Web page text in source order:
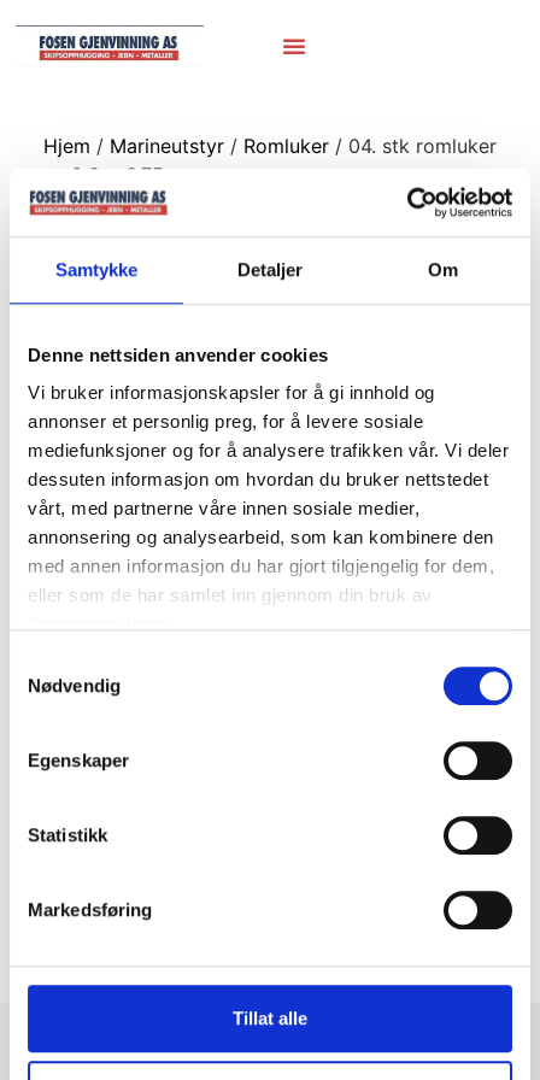
Samtykke Detaljer Om
Denne nettsiden anvender cookies
Vi bruker informasjonskapsler for å gi innhold og
annonser et personlig preg, for å levere sosiale
mediefunksjoner og for å analysere trafikken vår. Vi deler
dessuten informasjon om hvordan du bruker nettstedet
vårt, med partnerne våre innen sosiale medier,
annonsering og analysearbeid, som kan kombinere den
med annen informasjon du har gjort tilgjengelig for dem,
eller som de har samlet inn gjennom din bruk av
Nødvendig
Egenskaper
Statistikk
Markedsføring
Tillat alle
Hjem / Marineutstyr/ Romluker/ 04. stk romluker
ca 2,6 x 6,75m
04. stk romluker
ca 2,6 x 6,75m
+47 72 53 44 30